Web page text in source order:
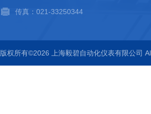
传真：021-33250344
版权所有©2026 上海毅碧自动化仪表有限公司